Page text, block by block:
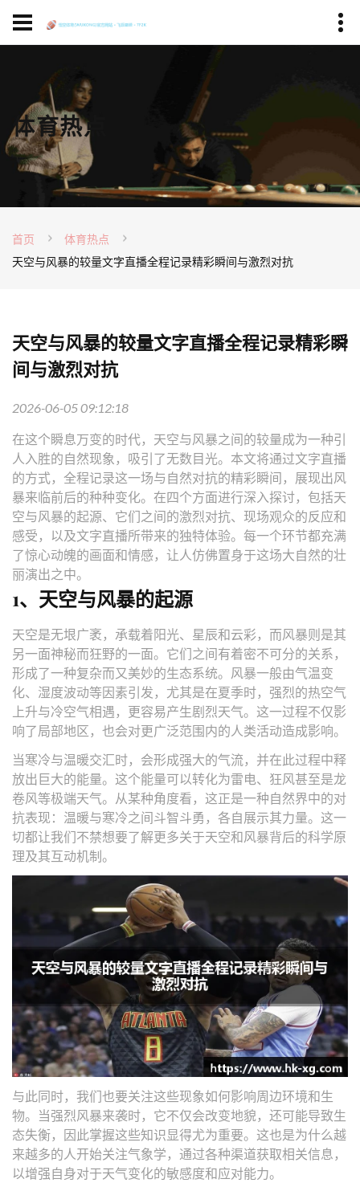
体育热点
首页
体育热点
天空与风暴的较量文字直播全程记录精彩瞬间与激烈对抗
天空与风暴的较量文字直播全程记录精彩瞬
间与激烈对抗
2026-06-05 09:12:18
在这个瞬息万变的时代，天空与风暴之间的较量成为一种引
人入胜的自然现象，吸引了无数目光。本文将通过文字直播
的方式，全程记录这一场与自然对抗的精彩瞬间，展现出风
暴来临前后的种种变化。在四个方面进行深入探讨，包括天
空与风暴的起源、它们之间的激烈对抗、现场观众的反应和
感受，以及文字直播所带来的独特体验。每一个环节都充满
了惊心动魄的画面和情感，让人仿佛置身于这场大自然的壮
丽演出之中。
1、天空与风暴的起源
天空是无垠广袤，承载着阳光、星辰和云彩，而风暴则是其
另一面神秘而狂野的一面。它们之间有着密不可分的关系，
形成了一种复杂而又美妙的生态系统。风暴一般由气温变
化、湿度波动等因素引发，尤其是在夏季时，强烈的热空气
上升与冷空气相遇，更容易产生剧烈天气。这一过程不仅影
响了局部地区，也会对更广泛范围内的人类活动造成影响。
当寒冷与温暖交汇时，会形成强大的气流，并在此过程中释
放出巨大的能量。这个能量可以转化为雷电、狂风甚至是龙
卷风等极端天气。从某种角度看，这正是一种自然界中的对
抗表现：温暖与寒冷之间斗智斗勇，各自展示其力量。这一
切都让我们不禁想要了解更多关于天空和风暴背后的科学原
理及其互动机制。
与此同时，我们也要关注这些现象如何影响周边环境和生
物。当强烈风暴来袭时，它不仅会改变地貌，还可能导致生
态失衡，因此掌握这些知识显得尤为重要。这也是为什么越
来越多的人开始关注气象学，通过各种渠道获取相关信息，
以增强自身对于天气变化的敏感度和应对能力。